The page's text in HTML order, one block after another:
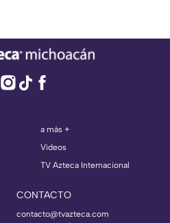
a más +
Videos
TV Azteca Internacional
CONTACTO
contacto@tvazteca.com